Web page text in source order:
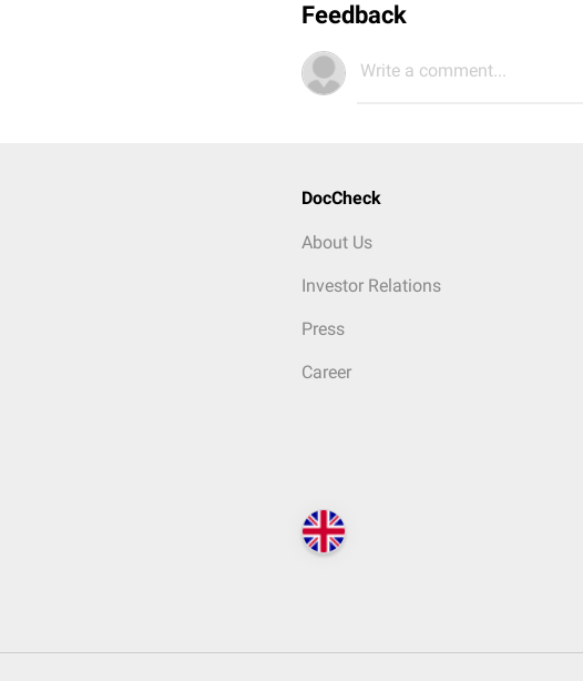
Feedback
Write a comment...
DocCheck
About Us
Investor Relations
Press
Career